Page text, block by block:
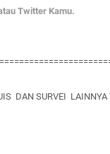
Twitter Kamu.
DAN SURVEI LAINNYA